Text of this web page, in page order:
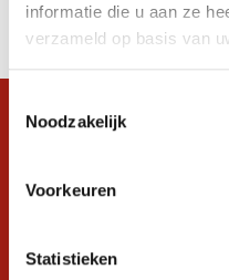
informatie die u aan ze
verzameld op basis van
Noodzakelijk
Voorkeuren
Statistieken
Filter
Sorteren op
Snel antwoord op je
graag verder. 24/7